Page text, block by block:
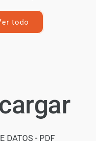
todo
DATOS - PDF